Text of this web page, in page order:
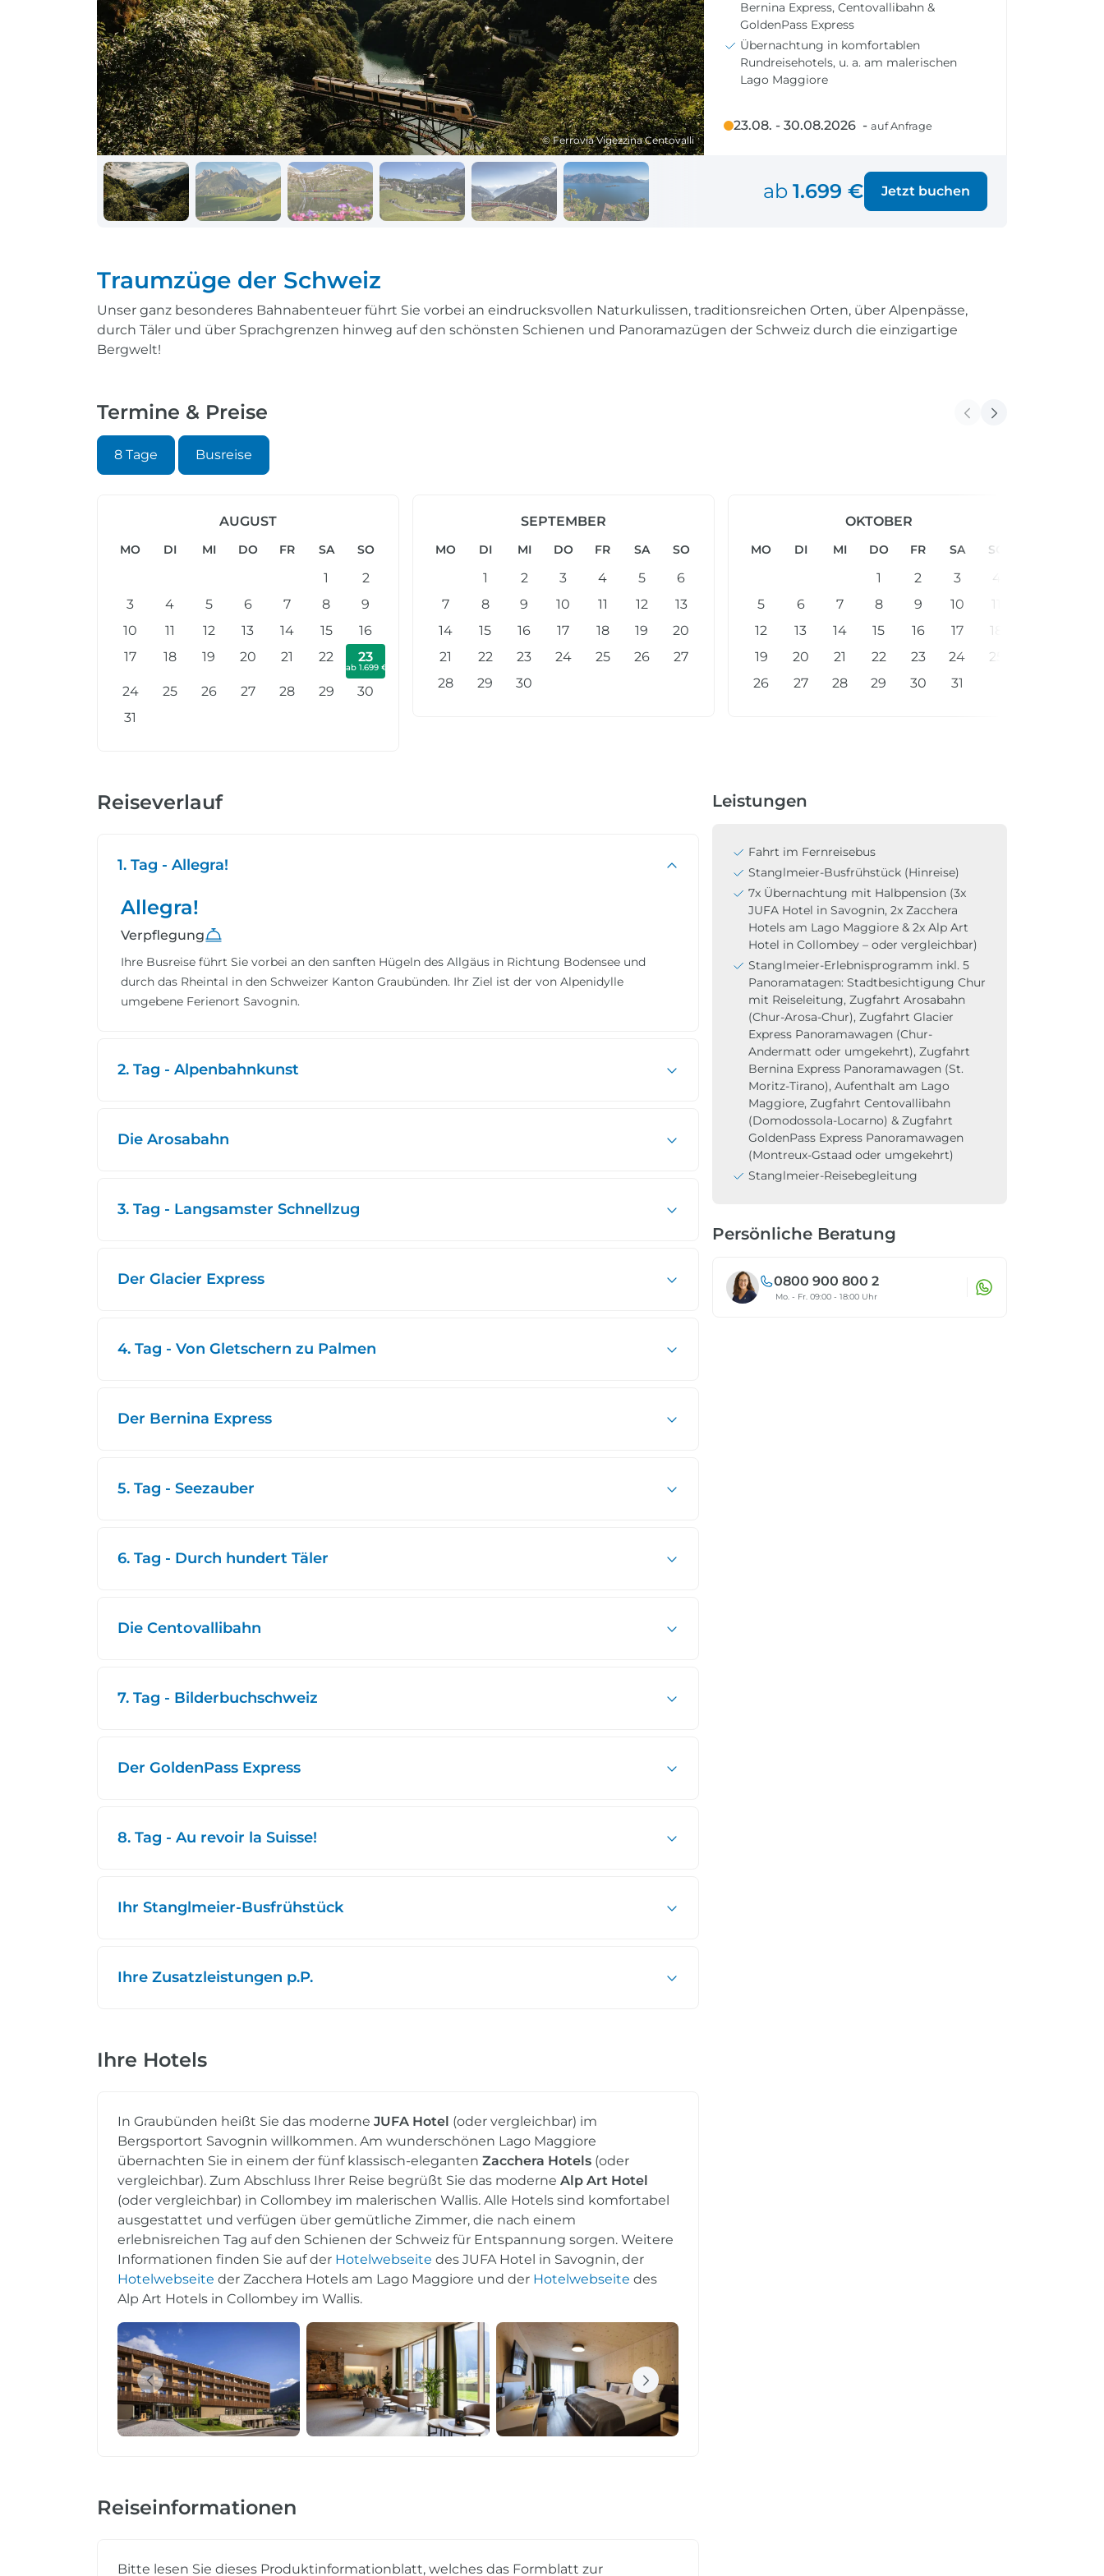
Frankreich Kroatien
Reisen mit
Durchführungsgarantie
Letzte Plätze sichern
Reisekalender
Ihr perfekt geplantes Jahr
Abfahrtsstellen
Alles auf einen Blick
Alle Reiseziele
Reisen mit
Durchführungsgarantie
Letzte Plätze sichern
Reisekalender
Ihr perfekt geplantes Jahr
Ihr Weg zum Flughafen
Flughafentransfer & Parken
Einreisebestimmungen
Alles Wichtige
Landausflüge buchen
© Ferrovia Vigezzina Centovalli
Bernina Express, Centovallibahn &
GoldenPass Express
Übernachtung in komfortablen
Rundreisehotels, u. a. am malerischen
Lago Maggiore
23.08. - 30.08.2026 - auf Anfrage
ab 1.699 € Jetzt buchen
Traumzüge der Schweiz
Unser ganz besonderes Bahnabenteuer führt Sie vorbei an eindrucksvollen Naturkulissen, traditionsreichen Orten, über Alpenpässe,
durch Täler und über Sprachgrenzen hinweg auf den schönsten Schienen und Panoramazügen der Schweiz durch die einzigartige
Bergwelt!
Termine & Preise
8 Tage Busreise
AUGUST
MO DI MI DO FR SA SO
1
2
3
4 5 6 7 8
9
10
11 12 13 14 15
16
17
18 19 20 21 22 23
ab 1.699 €
24 25 26 27 28 29
30
31
SEPTEMBER
MO DI MI DO FR SA SO
1 2 3 4 5
6
7
8 9 10 11 12
13
14
15 16 17 18 19
20
21
22 23 24 25 26
27
28
29 30
OKTOBER
MO DI MI DO FR SA SO
1 2 3
4
5
6 7 8 9 10
11
12
13 14 15 16 17
18
19
20 21 22 23 24
25
26
27 28 29 30 31
Reiseverlauf
1. Tag - Allegra!
Allegra!
Verpflegung
Ihre Busreise führt Sie vorbei an den sanften Hügeln des Allgäus in Richtung Bodensee und
durch das Rheintal in den Schweizer Kanton Graubünden. Ihr Ziel ist der von Alpenidylle
umgebene Ferienort Savognin.
2. Tag - Alpenbahnkunst
Die Arosabahn
3. Tag - Langsamster Schnellzug
Der Glacier Express
4. Tag - Von Gletschern zu Palmen
Der Bernina Express
5. Tag - Seezauber
6. Tag - Durch hundert Täler
Die Centovallibahn
7. Tag - Bilderbuchschweiz
Der GoldenPass Express
8. Tag - Au revoir la Suisse!
Ihr Stanglmeier-Busfrühstück
Ihre Zusatzleistungen p.P.
Ihre Hotels
In Graubünden heißt Sie das moderne JUFA Hotel (oder vergleichbar) im
Bergsportort Savognin willkommen. Am wunderschönen Lago Maggiore
übernachten Sie in einem der fünf klassisch-eleganten Zacchera Hotels (oder
vergleichbar). Zum Abschluss Ihrer Reise begrüßt Sie das moderne Alp Art Hotel
(oder vergleichbar) in Collombey im malerischen Wallis. Alle Hotels sind komfortabel
ausgestattet und verfügen über gemütliche Zimmer, die nach einem
erlebnisreichen Tag auf den Schienen der Schweiz für Entspannung sorgen. Weitere
Informationen finden Sie auf der Hotelwebseite des JUFA Hotel in Savognin, der
Hotelwebseite der Zacchera Hotels am Lago Maggiore und der Hotelwebseite des
Alp Art Hotels in Collombey im Wallis.
Reiseinformationen
Bitte lesen Sie dieses Produktinformationblatt, welches das Formblatt zur
Leistungen
Fahrt im Fernreisebus
Stanglmeier-Busfrühstück (Hinreise)
7x Übernachtung mit Halbpension (3x
JUFA Hotel in Savognin, 2x Zacchera
Hotels am Lago Maggiore & 2x Alp Art
Hotel in Collombey – oder vergleichbar)
Stanglmeier-Erlebnisprogramm inkl. 5
Panoramatagen: Stadtbesichtigung Chur
mit Reiseleitung, Zugfahrt Arosabahn
(Chur-Arosa-Chur), Zugfahrt Glacier
Express Panoramawagen (Chur-
Andermatt oder umgekehrt), Zugfahrt
Bernina Express Panoramawagen (St.
Moritz-Tirano), Aufenthalt am Lago
Maggiore, Zugfahrt Centovallibahn
(Domodossola-Locarno) & Zugfahrt
GoldenPass Express Panoramawagen
(Montreux-Gstaad oder umgekehrt)
Stanglmeier-Reisebegleitung
Persönliche Beratung
0800 900 800 2
Mo. - Fr. 09:00 - 18:00 Uhr